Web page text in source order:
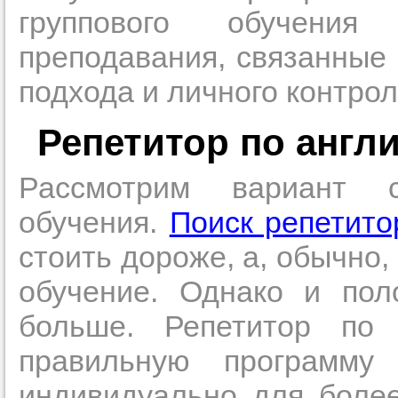
в
советам,
Совет 3.
студент-
хорошо
цена ниже, и
найдет
учеником.
группового
преподавания, связанные
подхода и личного
Репетитор по
Рассмотрим вариант
обучения. Поиск
стоить дороже, а, обычно,
обучение. Однако и
больше. Репетитор по
правильную программу